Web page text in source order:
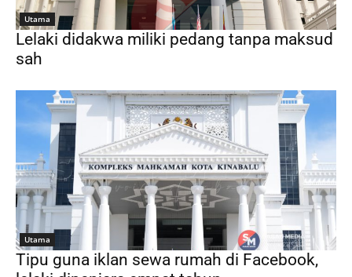
Utama
Lelaki didakwa miliki pedang tanpa maksud
sah
Utama
Tipu guna iklan sewa rumah di Facebook,